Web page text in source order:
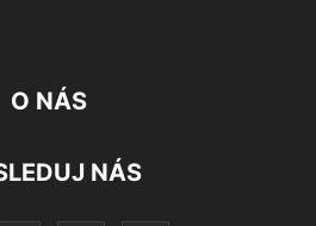
O NÁS
NÁS